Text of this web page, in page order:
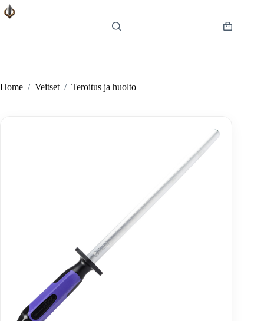
Skip
to
Shopping
Home / Veitset / Teroitus ja huolto